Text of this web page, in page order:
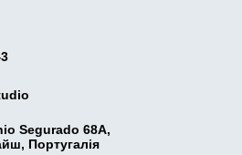
Segurado 68A,
Португалія